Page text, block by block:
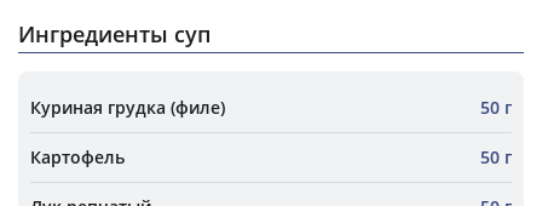
Ингредиенты суп
Куриная грудка (филе) 50 г
Картофель 50 г